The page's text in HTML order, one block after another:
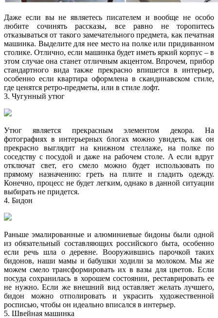
Даже если вы не являетесь писателем и вообще не особо
любите сочинять рассказы, все равно не торопитесь
отказываться от такого замечательного предмета, как печатная
машинка. Выделите для нее место на полке или придиванном
столике. Отлично, если машинка будет иметь яркий корпус – в
этом случае она станет отличным акцентом. Впрочем, прибор
стандартного вида также прекрасно впишется в интерьер,
особенно если квартира оформлена в скандинавском стиле,
где ценятся ретро-предметы, или в стиле лофт.
3. Чугунный утюг
Утюг является прекрасным элементом декора. На
фотографиях в интерьерных блогах можно увидеть, как он
прекрасно выглядит на книжном стеллаже, на полке по
соседству с посудой и даже на рабочем столе. А если вдруг
отключат свет, его смело можно будет использовать по
прямому назначению: греть на плите и гладить одежду.
Конечно, процесс не будет легким, однако в данной ситуации
выбирать не придется.
4. Бидон
Раньше эмалированные и алюминиевые бидоны были одной
из обязательный составляющих российского быта, особенно
если речь шла о деревне. Вооружившись парочкой таких
бидонов, наши мамы и бабушки ходили за молоком. Мы же
можем смело трансформировать их в вазы для цветов. Если
посуда сохранилась в хорошем состоянии, реставрировать ее
не нужно. Если же внешний вид оставляет желать лучшего,
бидон можно отполировать и украсить художественной
росписью, чтобы он идеально вписался в интерьер.
5. Швейная машинка